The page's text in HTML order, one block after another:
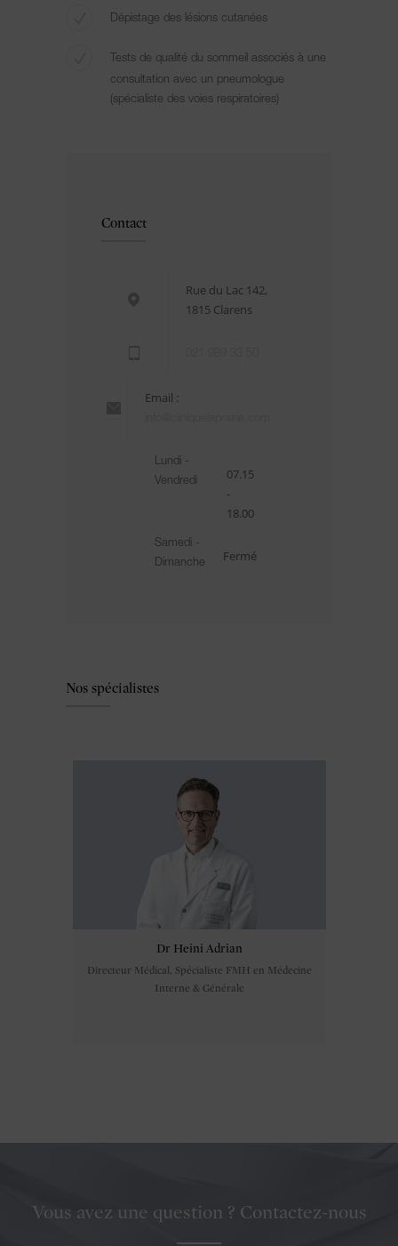
Dépistage des lésions cutanées
Tests de qualité du sommeil associés à une
consultation avec un pneumologue
(spécialiste des voies respiratoires)
Contact
Rue du Lac 142,
1815 Clarens
Email :
Lundi -
Vendredi
07.15
-
18.00
Samedi -
Dimanche
Fermé
Nos spécialistes
Dr Heini Adrian
Directeur Médical, Spécialiste FMH en Médecine
Interne & Générale
Vous avez une question ? Contactez-nous